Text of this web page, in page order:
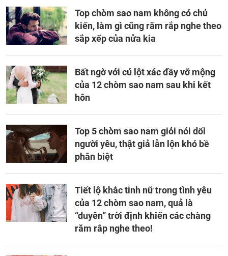
Top chòm sao nam không có chủ
kiến, làm gì cũng răm rắp nghe theo
sắp xếp của nửa kia
Bất ngờ với cú lột xác đầy vỡ mộng
của 12 chòm sao nam sau khi kết
hôn
Top 5 chòm sao nam giỏi nói dối
người yêu, thật giả lẫn lộn khó bề
phân biệt
Tiết lộ khắc tinh nữ trong tình yêu
của 12 chòm sao nam, quả là
“duyên” trời định khiến các chàng
răm rắp nghe theo!